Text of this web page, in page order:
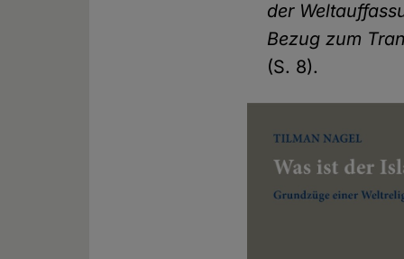
der
Bezug zum
(S. 8).